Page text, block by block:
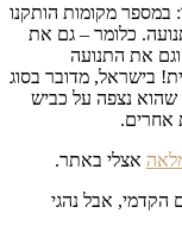
מקומות הותקנו
כלומר – גם את
התנועה
מדובר בסוג
על כביש
באתר.
אבל נהגי